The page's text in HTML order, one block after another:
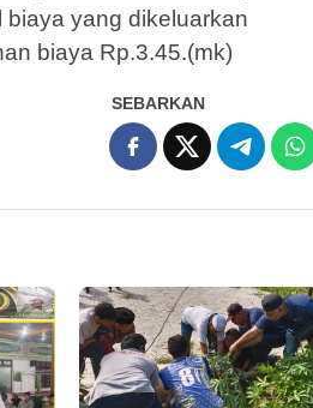
yang dikeluarkan
biaya Rp.3.45.(mk)
SEBARKAN